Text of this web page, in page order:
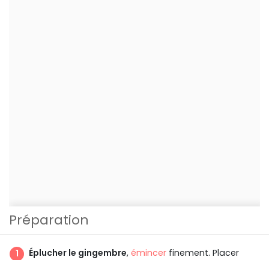
Préparation
Éplucher le gingembre, émincer finement. Placer